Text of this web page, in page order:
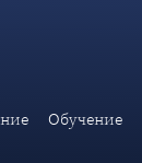
Обучение